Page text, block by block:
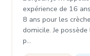
expérience de 16
8 ans pour les
domicile. Je
p…